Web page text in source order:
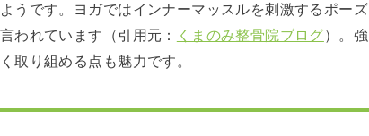
うです。ヨガではインナーマッスルを刺激するポーズ
われています（引用元：
くまのみ整骨院ブログ）。強
取り組める点も魅力です。